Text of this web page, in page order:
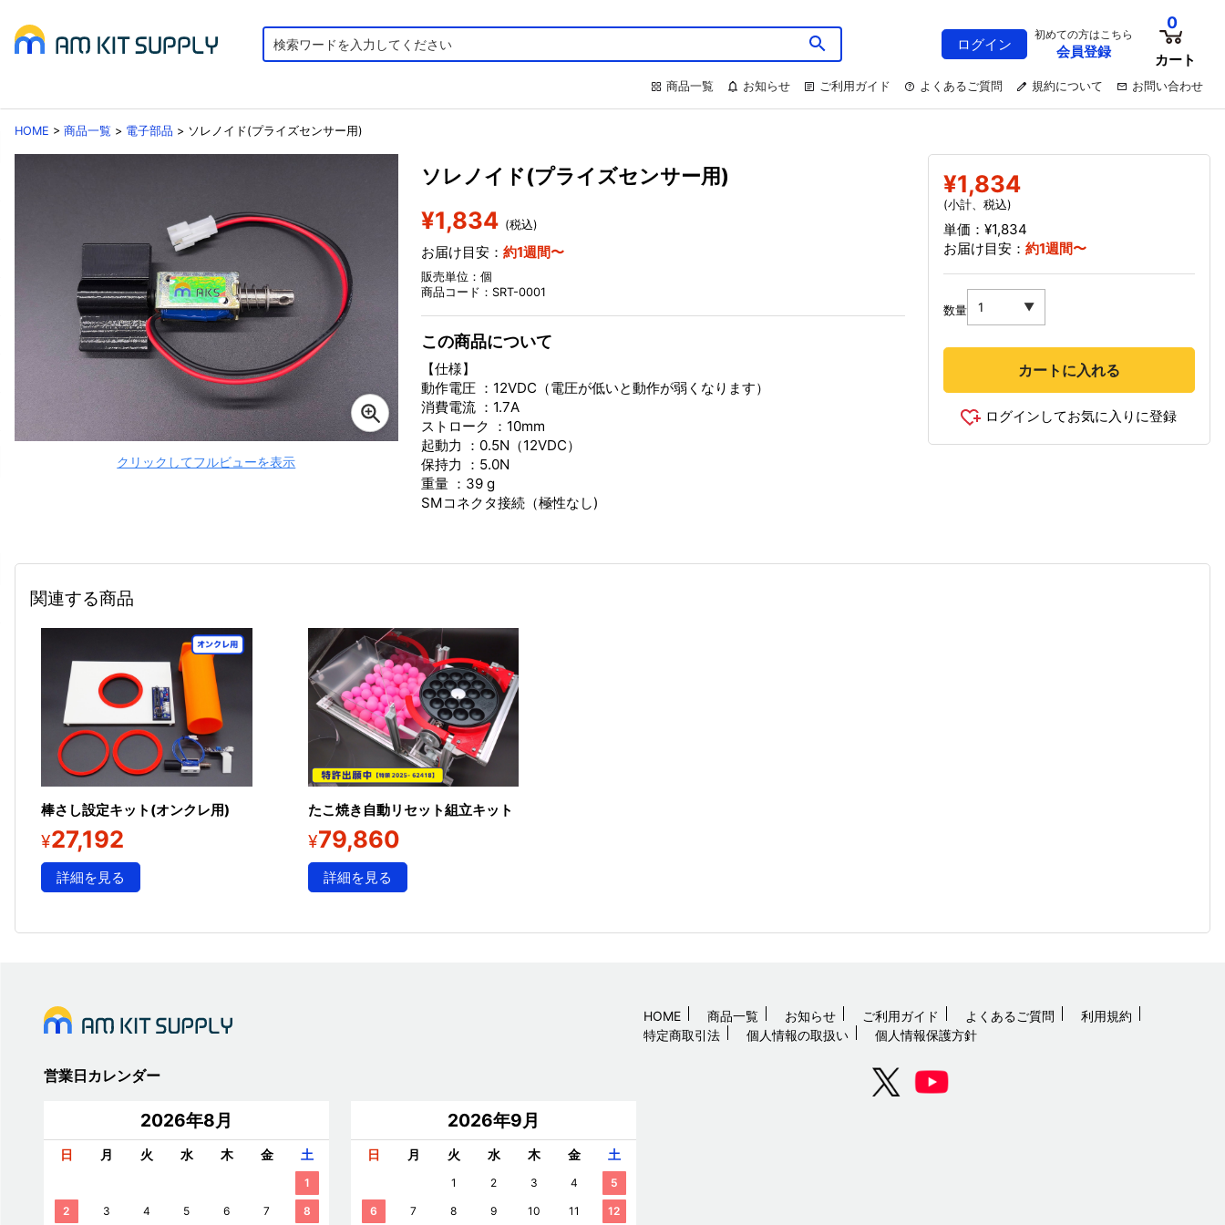
ログイン
初めての方はこちら
会員登録
0
カート
商品一覧 お知らせ ご利用ガイド よくあるご質問 規約について お問い合わせ
HOME > 商品一覧 > 電子部品 > ソレノイド(プライズセンサー用)
クリックしてフルビューを表示
ソレノイド(プライズセンサー用)
¥1,834 (税込)
お届け目安： 約1週間〜
販売単位：個
商品コード：SRT-0001
この商品について
【仕様】
動作電圧 ：12VDC（電圧が低いと動作が弱くなります）
消費電流 ：1.7A
ストローク ：10mm
起動力 ：0.5N（12VDC）
保持力 ：5.0N
重量 ：39 g
SMコネクタ接続（極性なし)
¥1,834
(小計、税込)
単価：¥1,834
お届け目安： 約1週間〜
数量
カートに入れる
ログインしてお気に入りに登録
関連する商品
棒さし設定キット(オンクレ用)
¥27,192
詳細を見る
たこ焼き自動リセット組立キット
¥79,860
詳細を見る
営業日カレンダー
2026年8月
日 月 火 水 木 金 土
1
2 3 4 5 6 7 8
2026年9月
日 月 火 水 木 金 土
1 2 3 4 5
6 7 8 9 10 11 12
HOME 商品一覧 お知らせ ご利用ガイド よくあるご質問
利用規約
特定商取引法
個人情報の取扱い 個人情報保護方針